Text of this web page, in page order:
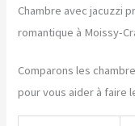
Chambre avec jacuzzi
romantique à Moissy-
Comparons les
pour vous aider à faire